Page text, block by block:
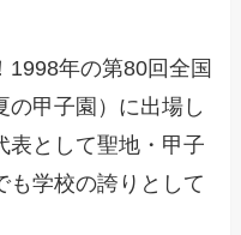
1998年の第80回全国
の甲子園）に出場し
表として聖地・甲子
も学校の誇りとして